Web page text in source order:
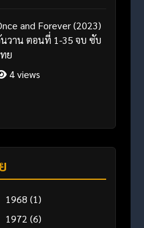
and Forever (2023)
วาน ตอนที่ 1-35 จบ ซับ
ย
4 views
1968 (1)
1972 (6)